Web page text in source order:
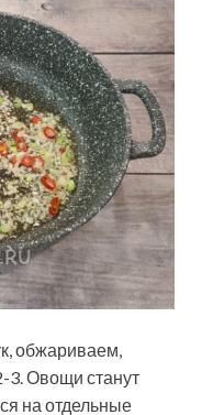
обжариваем,
3. Овощи станут
на отдельные